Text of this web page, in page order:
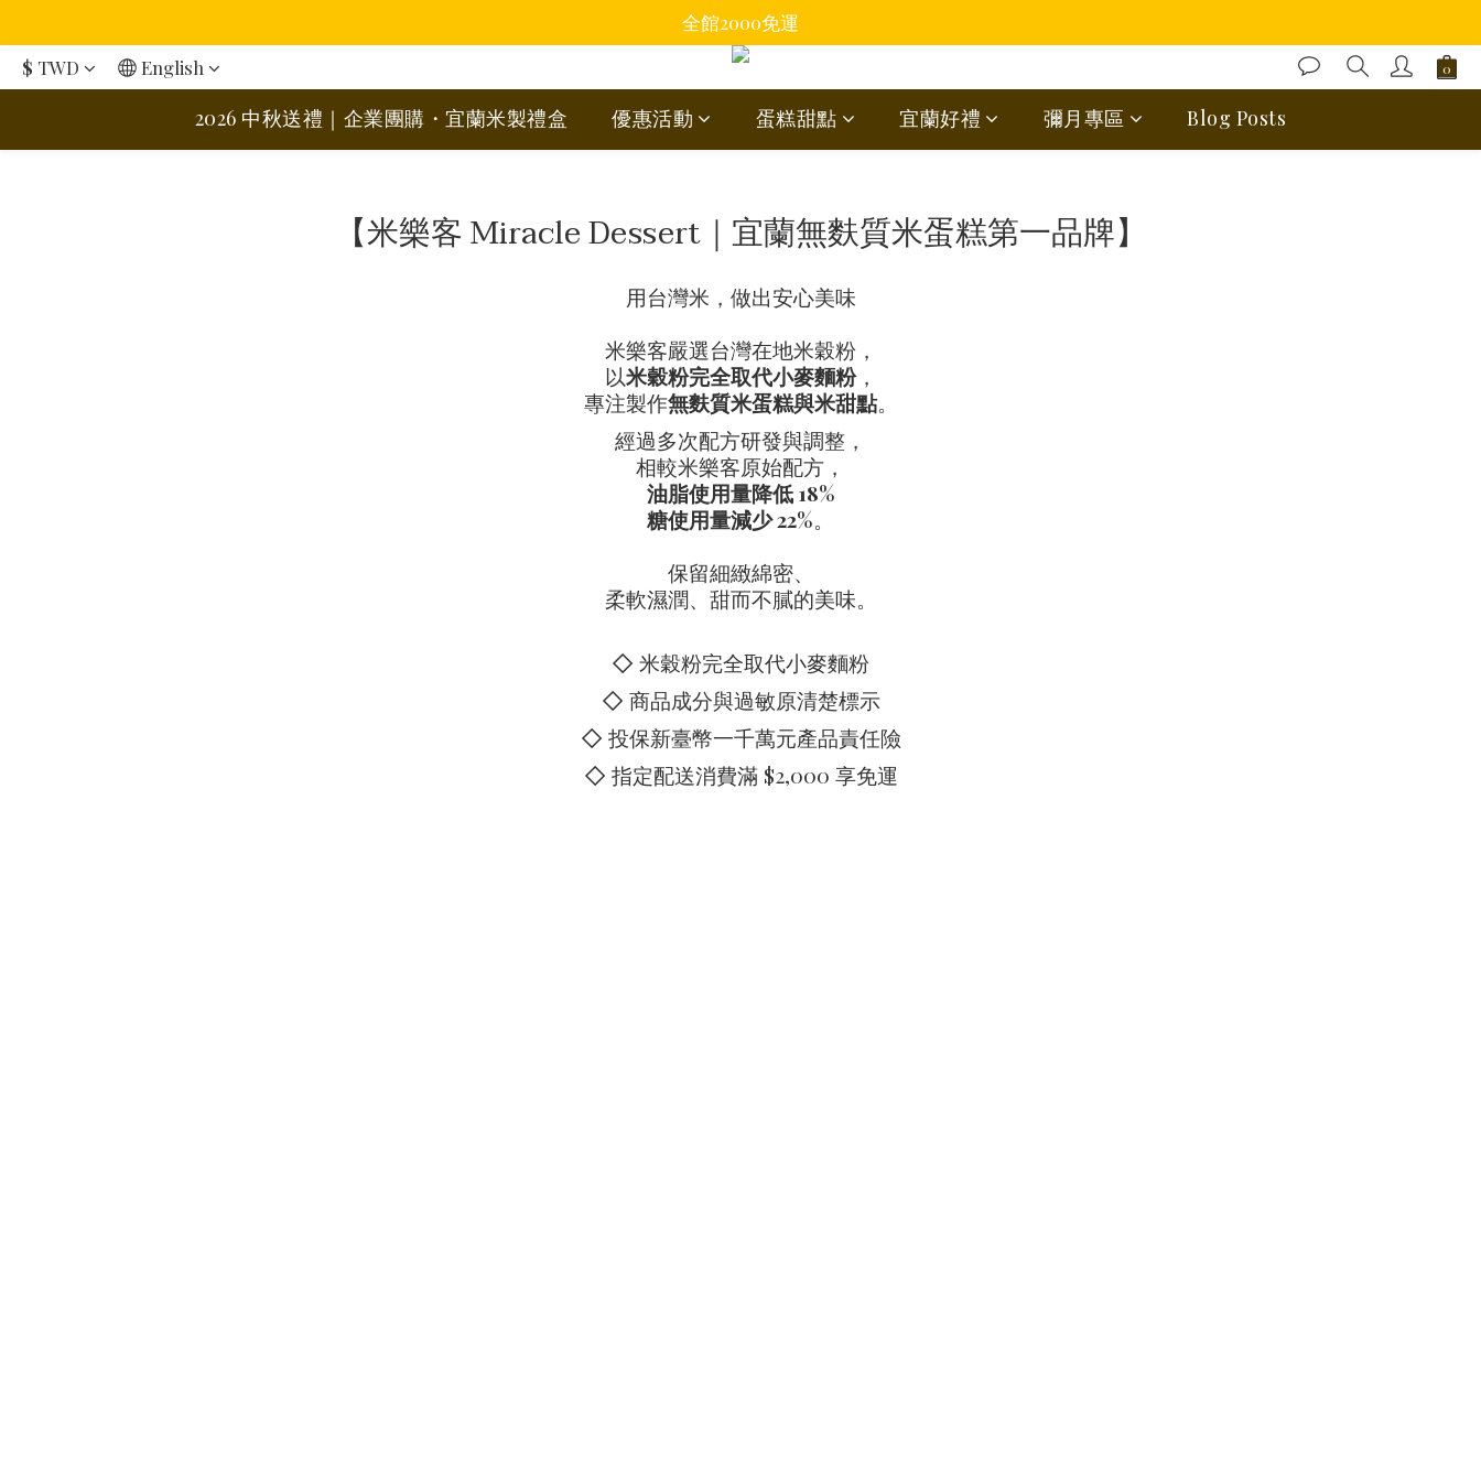
全館2000免運
$ TWD English
2026 中秋送禮｜企業團購・宜蘭米製禮盒 優惠活動 蛋糕甜點 宜蘭好禮 彌月專區 Blog Posts
【米樂客 Miracle Dessert｜宜蘭無麩質米蛋糕第一品牌】
用台灣米，做出安心美味
米樂客嚴選台灣在地米穀粉，
以米穀粉完全取代小麥麵粉，
專注製作無麩質米蛋糕與米甜點。
經過多次配方研發與調整，
相較米樂客原始配方，
油脂使用量降低 18%
糖使用量減少 22%。
保留細緻綿密、
柔軟濕潤、甜而不膩的美味。
◇ 米穀粉完全取代小麥麵粉
◇ 商品成分與過敏原清楚標示
◇ 投保新臺幣一千萬元產品責任險
◇ 指定配送消費滿 $2,000 享免運